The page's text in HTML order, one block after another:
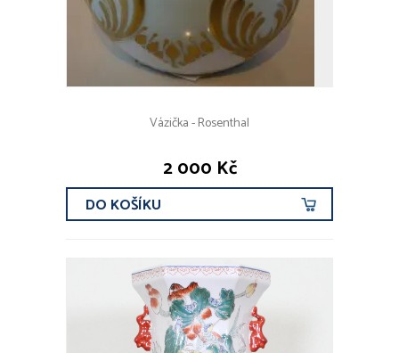
Vázička - Rosenthal
2 000 Kč
DO KOŠÍKU